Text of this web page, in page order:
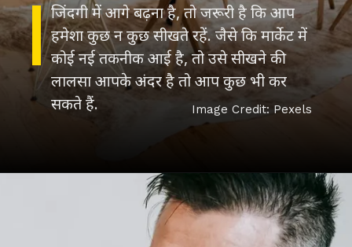
जिंदगी में आगे बढ़ना है, तो जरूरी है कि आप
हमेशा कुछ न कुछ सीखते रहें. जैसे कि मार्केट में
कोई नई तकनीक आई है, तो उसे सीखने की
लालसा आपके अंदर है तो आप कुछ भी कर
Image Credit: Pexels